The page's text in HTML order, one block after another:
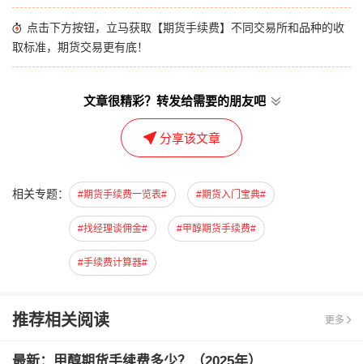
点击下方按钮，立马获取【期货手续费】不同交易所和品种的收
取标准，期货交易更有底！
文章很精彩？转发给需要的朋友吧
分享该文章
相关专题： #期货手续费一览表# #期货入门宝典#
#找经理谈佣金# #甲醇期货手续费#
#手续费计算器#
推荐相关阅读 更多